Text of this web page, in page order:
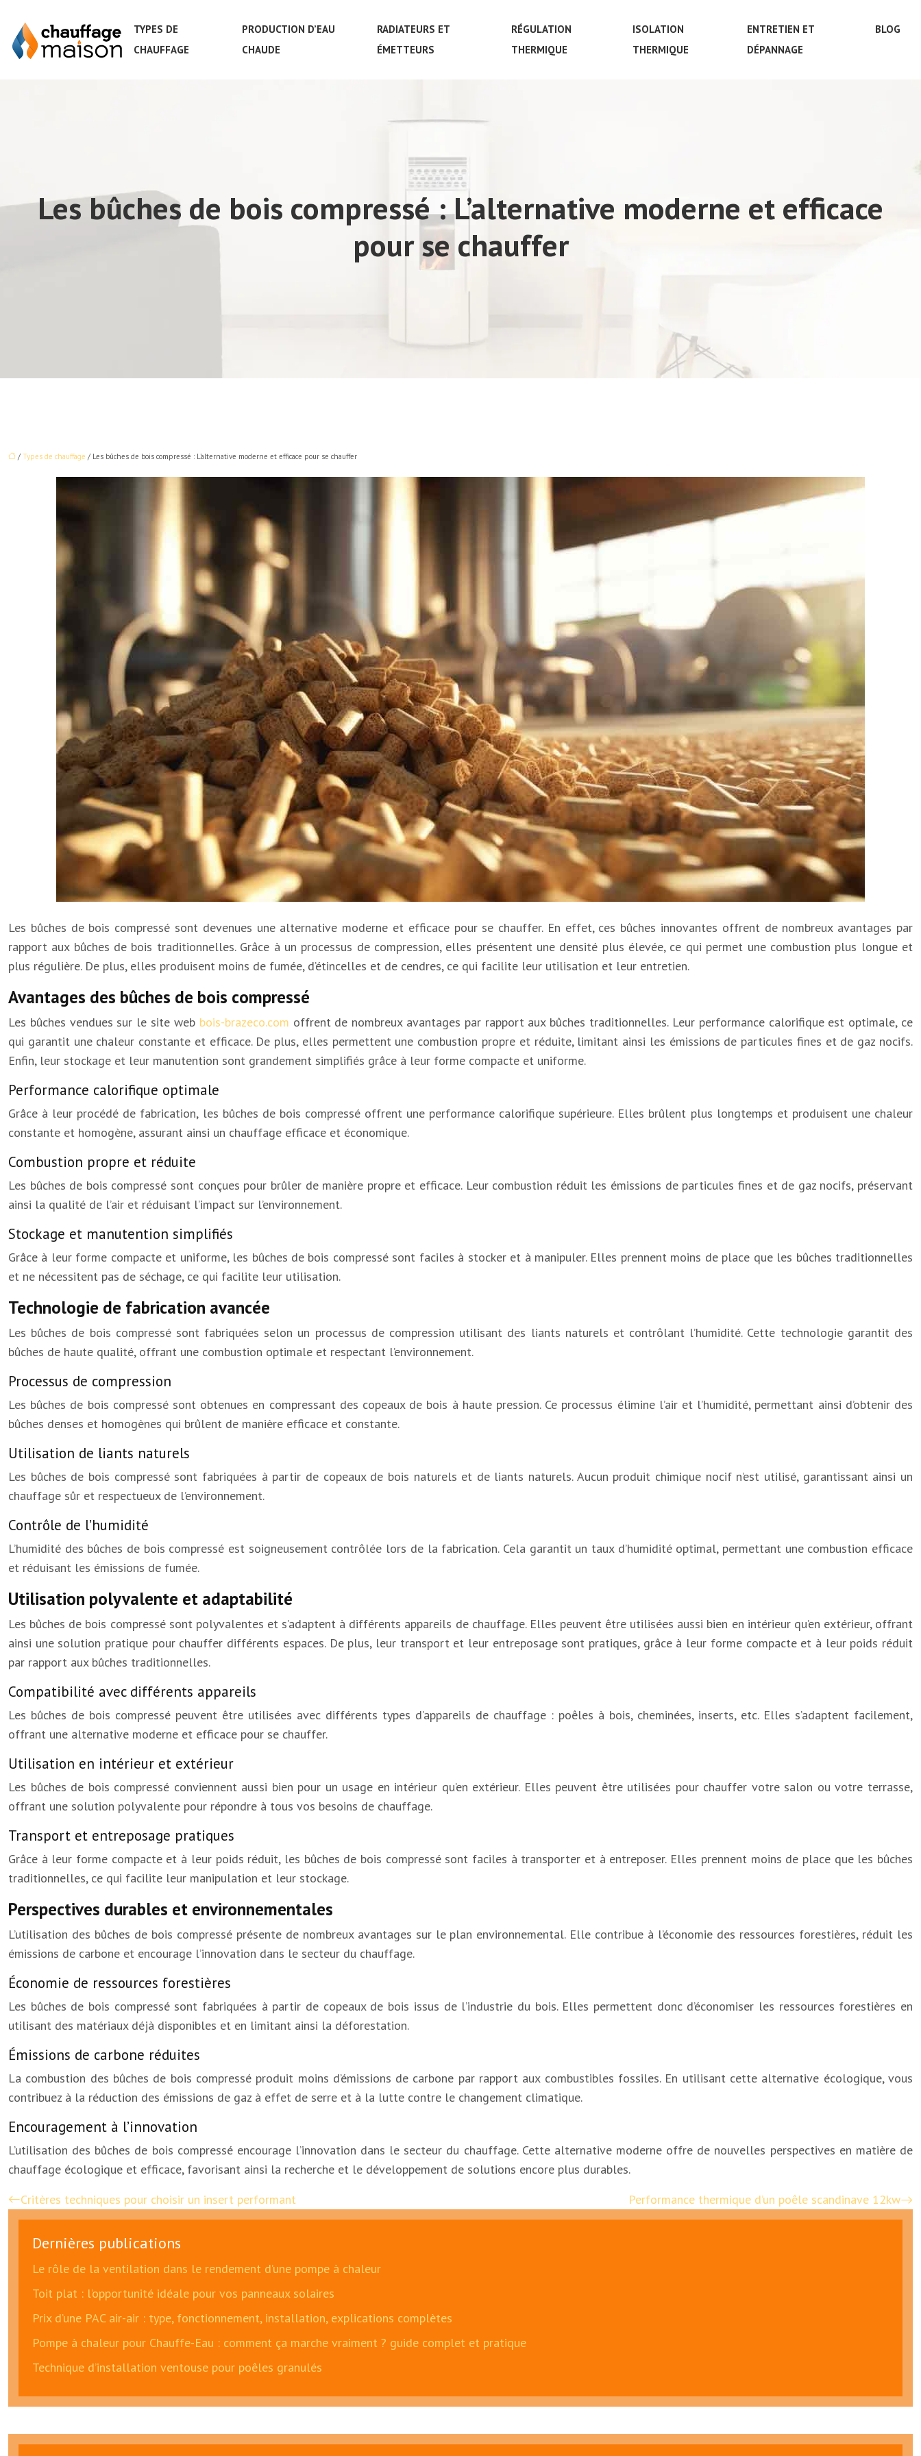
TYPES DE
CHAUFFAGE
PRODUCTION D’EAU
CHAUDE
RADIATEURS ET
ÉMETTEURS
RÉGULATION
THERMIQUE
ISOLATION
THERMIQUE
ENTRETIEN ET
DÉPANNAGE
BLOG
Les bûches de bois compressé : L’alternative moderne et efficace
pour se chauffer
/ Types de chauffage / Les bûches de bois compressé : L’alternative moderne et efficace pour se chauffer
Les bûches de bois compressé sont devenues une alternative moderne et efficace pour se chauffer. En effet, ces bûches innovantes offrent de nombreux avantages par
rapport aux bûches de bois traditionnelles. Grâce à un processus de compression, elles présentent une densité plus élevée, ce qui permet une combustion plus longue et
plus régulière. De plus, elles produisent moins de fumée, d’étincelles et de cendres, ce qui facilite leur utilisation et leur entretien.
Avantages des bûches de bois compressé
Les bûches vendues sur le site web bois-brazeco.com offrent de nombreux avantages par rapport aux bûches traditionnelles. Leur performance calorifique est optimale, ce
qui garantit une chaleur constante et efficace. De plus, elles permettent une combustion propre et réduite, limitant ainsi les émissions de particules fines et de gaz nocifs.
Enfin, leur stockage et leur manutention sont grandement simplifiés grâce à leur forme compacte et uniforme.
Performance calorifique optimale
Grâce à leur procédé de fabrication, les bûches de bois compressé offrent une performance calorifique supérieure. Elles brûlent plus longtemps et produisent une chaleur
constante et homogène, assurant ainsi un chauffage efficace et économique.
Combustion propre et réduite
Les bûches de bois compressé sont conçues pour brûler de manière propre et efficace. Leur combustion réduit les émissions de particules fines et de gaz nocifs, préservant
ainsi la qualité de l’air et réduisant l’impact sur l’environnement.
Stockage et manutention simplifiés
Grâce à leur forme compacte et uniforme, les bûches de bois compressé sont faciles à stocker et à manipuler. Elles prennent moins de place que les bûches traditionnelles
et ne nécessitent pas de séchage, ce qui facilite leur utilisation.
Technologie de fabrication avancée
Les bûches de bois compressé sont fabriquées selon un processus de compression utilisant des liants naturels et contrôlant l’humidité. Cette technologie garantit des
bûches de haute qualité, offrant une combustion optimale et respectant l’environnement.
Processus de compression
Les bûches de bois compressé sont obtenues en compressant des copeaux de bois à haute pression. Ce processus élimine l’air et l’humidité, permettant ainsi d’obtenir des
bûches denses et homogènes qui brûlent de manière efficace et constante.
Utilisation de liants naturels
Les bûches de bois compressé sont fabriquées à partir de copeaux de bois naturels et de liants naturels. Aucun produit chimique nocif n’est utilisé, garantissant ainsi un
chauffage sûr et respectueux de l’environnement.
Contrôle de l’humidité
L’humidité des bûches de bois compressé est soigneusement contrôlée lors de la fabrication. Cela garantit un taux d’humidité optimal, permettant une combustion efficace
et réduisant les émissions de fumée.
Utilisation polyvalente et adaptabilité
Les bûches de bois compressé sont polyvalentes et s’adaptent à différents appareils de chauffage. Elles peuvent être utilisées aussi bien en intérieur qu’en extérieur, offrant
ainsi une solution pratique pour chauffer différents espaces. De plus, leur transport et leur entreposage sont pratiques, grâce à leur forme compacte et à leur poids réduit
par rapport aux bûches traditionnelles.
Compatibilité avec différents appareils
Les bûches de bois compressé peuvent être utilisées avec différents types d’appareils de chauffage : poêles à bois, cheminées, inserts, etc. Elles s’adaptent facilement,
offrant une alternative moderne et efficace pour se chauffer.
Utilisation en intérieur et extérieur
Les bûches de bois compressé conviennent aussi bien pour un usage en intérieur qu’en extérieur. Elles peuvent être utilisées pour chauffer votre salon ou votre terrasse,
offrant une solution polyvalente pour répondre à tous vos besoins de chauffage.
Transport et entreposage pratiques
Grâce à leur forme compacte et à leur poids réduit, les bûches de bois compressé sont faciles à transporter et à entreposer. Elles prennent moins de place que les bûches
traditionnelles, ce qui facilite leur manipulation et leur stockage.
Perspectives durables et environnementales
L’utilisation des bûches de bois compressé présente de nombreux avantages sur le plan environnemental. Elle contribue à l’économie des ressources forestières, réduit les
émissions de carbone et encourage l’innovation dans le secteur du chauffage.
Économie de ressources forestières
Les bûches de bois compressé sont fabriquées à partir de copeaux de bois issus de l’industrie du bois. Elles permettent donc d’économiser les ressources forestières en
utilisant des matériaux déjà disponibles et en limitant ainsi la déforestation.
Émissions de carbone réduites
La combustion des bûches de bois compressé produit moins d’émissions de carbone par rapport aux combustibles fossiles. En utilisant cette alternative écologique, vous
contribuez à la réduction des émissions de gaz à effet de serre et à la lutte contre le changement climatique.
Encouragement à l’innovation
L’utilisation des bûches de bois compressé encourage l’innovation dans le secteur du chauffage. Cette alternative moderne offre de nouvelles perspectives en matière de
chauffage écologique et efficace, favorisant ainsi la recherche et le développement de solutions encore plus durables.
Critères techniques pour choisir un insert performant
Performance thermique d’un poêle scandinave 12kw
Dernières publications
Le rôle de la ventilation dans le rendement d’une pompe à chaleur
Toit plat : l’opportunité idéale pour vos panneaux solaires
Prix d’une PAC air-air : type, fonctionnement, installation, explications complètes
Pompe à chaleur pour Chauffe-Eau : comment ça marche vraiment ? guide complet et pratique
Technique d’installation ventouse pour poêles granulés